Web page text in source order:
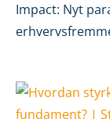
Impact: Nyt